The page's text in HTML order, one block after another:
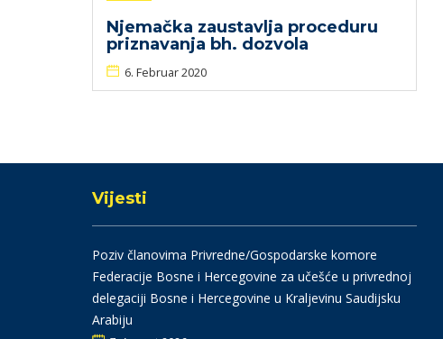
Njemačka zaustavlja proceduru
priznavanja bh. dozvola
6. Februar 2020
Vijesti
Poziv članovima Privredne/Gospodarske komore
Federacije Bosne i Hercegovine za učešće u privrednoj
delegaciji Bosne i Hercegovine u Kraljevinu Saudijsku
Arabiju